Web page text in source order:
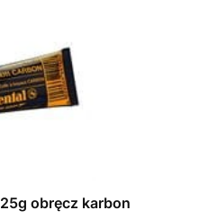
Klej CONTINENT do szytek 25g obręcz karbon